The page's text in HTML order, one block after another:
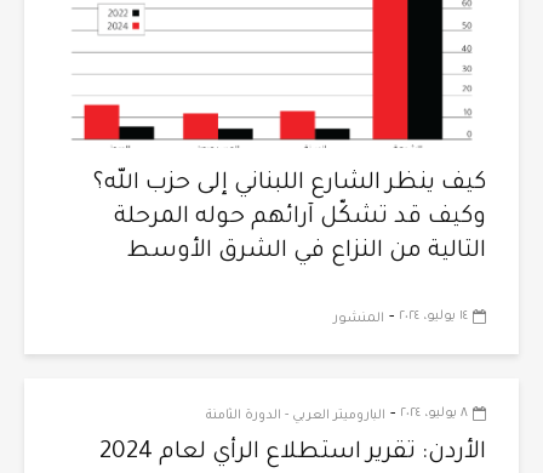
١٤ يوليو، ٢٠٢٤ - المنشور
كيف ينظر الشارع اللبناني إلى حزب الله؟
وكيف قد تشكّل آرائهم حوله المرحلة
التالية من النزاع في الشرق الأوسط
٨ يوليو، ٢٠٢٤ - الباروميتر العربي - الدورة الثامنة
الأردن: تقرير استطلاع الرأي لعام 2024